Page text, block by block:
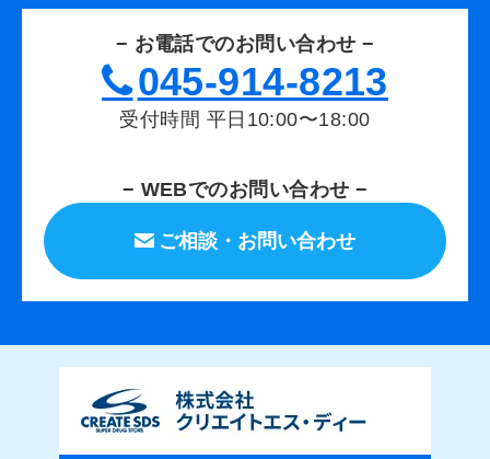
− お電話でのお問い合わせ −
045-914-8213
受付時間 平日10:00〜18:00
− WEBでのお問い合わせ −
ご相談・お問い合わせ